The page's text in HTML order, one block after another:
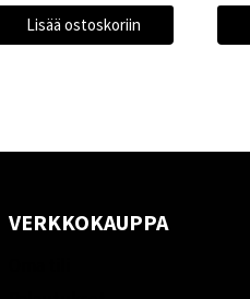
Lisää ostoskoriin
VERKKOKAUPPA